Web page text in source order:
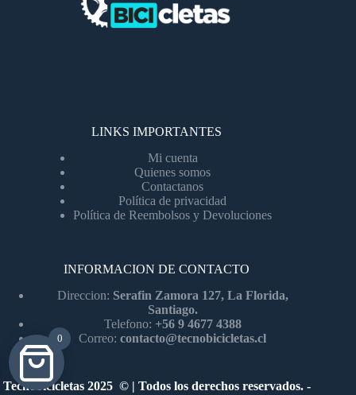
LINKS IMPORTANTES
Mi cuenta
Quienes somos
Contactanos
Política de privacidad
Política de Reembolsos y Devoluciones
INFORMACION DE CONTACTO
Direccion: Serafin Zamora 127, La Florida,
Santiago.
Telefono: +56 9 4677 4388
Correo:contacto@tecnobicicletas.cl
Tecnobicicletas 2025 © | Todos los derechos reservados. -
0